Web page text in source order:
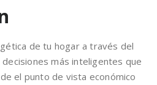
de tu hogar a través del
más inteligentes que
el punto de vista económico